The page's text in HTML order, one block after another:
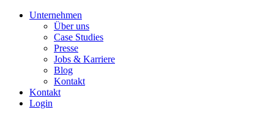
Unternehmen
Über uns
Case Studies
Presse
Jobs & Karriere
Blog
Kontakt
Kontakt
Login